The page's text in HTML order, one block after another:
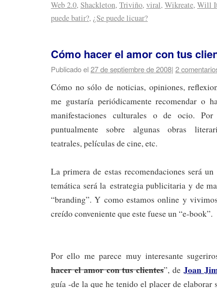
Web 2.0, Shackleton, Triviño, viral, Wikreate, Will
puede batir?, ¿Se puede licuar?
Cómo hacer el amor con tus
Publicado el27 de septiembre de 2008| 2
Cómo no sólo de noticias, opiniones,
me gustaría periódicamente recomendar o
manifestaciones culturales o de ocio.
puntualmente sobre algunas obras
teatrales, películas de cine, etc.
La primera de estas recomendaciones será
temática será la estrategia publicitaria y de
“branding”. Y como estamos online y
creído conveniente que este fuese un “e-book”.
Por ello me parece muy interesante
hacer el amor con tus clientes”, deJoan
guía -de la que he tenido el placer de elaborar